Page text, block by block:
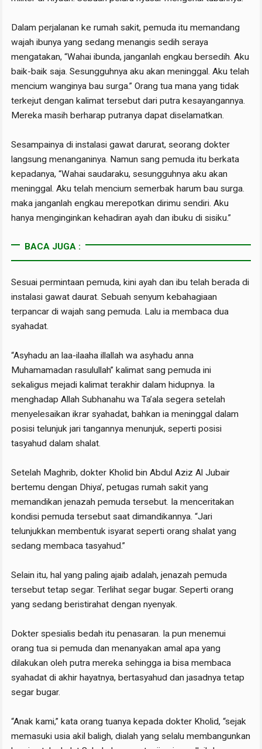
Dalam perjalanan ke rumah sakit, pemuda itu memandang
wajah ibunya yang sedang menangis sedih seraya
mengatakan, “Wahai ibunda, janganlah engkau bersedih. Aku
baik-baik saja. Sesungguhnya aku akan meninggal. Aku telah
mencium wanginya bau surga.” Orang tua mana yang tidak
terkejut dengan kalimat tersebut dari putra kesayangannya.
Mereka masih berharap putranya dapat diselamatkan.
Sesampainya di instalasi gawat darurat, seorang dokter
langsung menanganinya. Namun sang pemuda itu berkata
kepadanya, “Wahai saudaraku, sesungguhnya aku akan
meninggal. Aku telah mencium semerbak harum bau surga.
maka janganlah engkau merepotkan dirimu sendiri. Aku
hanya menginginkan kehadiran ayah dan ibuku di sisiku.”
BACA JUGA :
Sesuai permintaan pemuda, kini ayah dan ibu telah berada di
instalasi gawat daurat. Sebuah senyum kebahagiaan
terpancar di wajah sang pemuda. Lalu ia membaca dua
syahadat.
“Asyhadu an laa-ilaaha illallah wa asyhadu anna
Muhamamadan rasulullah” kalimat sang pemuda ini
sekaligus mejadi kalimat terakhir dalam hidupnya. Ia
menghadap Allah Subhanahu wa Ta’ala segera setelah
menyelesaikan ikrar syahadat, bahkan ia meninggal dalam
posisi telunjuk jari tangannya menunjuk, seperti posisi
tasyahud dalam shalat.
Setelah Maghrib, dokter Kholid bin Abdul Aziz Al Jubair
bertemu dengan Dhiya’, petugas rumah sakit yang
memandikan jenazah pemuda tersebut. Ia menceritakan
kondisi pemuda tersebut saat dimandikannya. “Jari
telunjukkan membentuk isyarat seperti orang shalat yang
sedang membaca tasyahud.”
Selain itu, hal yang paling ajaib adalah, jenazah pemuda
tersebut tetap segar. Terlihat segar bugar. Seperti orang
yang sedang beristirahat dengan nyenyak.
Dokter spesialis bedah itu penasaran. Ia pun menemui
orang tua si pemuda dan menanyakan amal apa yang
dilakukan oleh putra mereka sehingga ia bisa membaca
syahadat di akhir hayatnya, bertasyahud dan jasadnya tetap
segar bugar.
“Anak kami,” kata orang tuanya kepada dokter Kholid, “sejak
memasuki usia akil baligh, dialah yang selalu membangunkan